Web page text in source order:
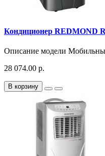
Кондиционер REDMOND
Описание модели
28 074.00 р.
В корзину